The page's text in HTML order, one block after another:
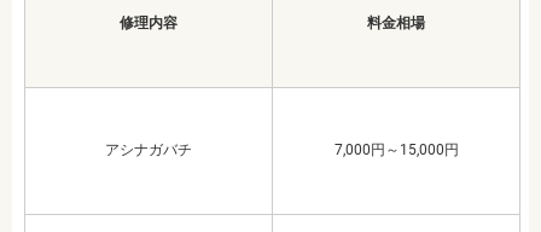
修理内容 料金相場
アシナガバチ 7,000円～15,000円